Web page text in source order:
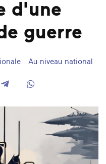
d'une
guerre
Au niveau national